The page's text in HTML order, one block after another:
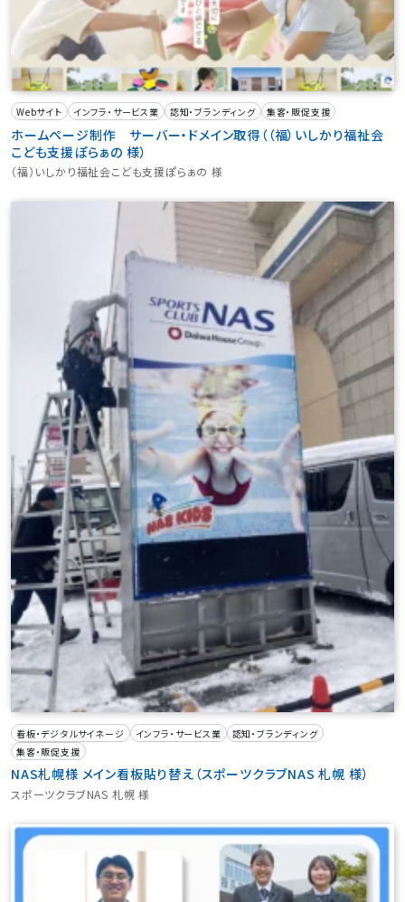
Webサイト インフラ・サービス業 認知・ブランディング 集客・販促支援
ホームページ制作 サーバー・ドメイン取得（（福）いしかり福祉会
こども支援ぽらぁの 様）
（福）いしかり福祉会こども支援ぽらぁの 様
看板・デジタルサイネージ インフラ・サービス業
認知・ブランディング
集客・販促支援
NAS札幌様 メイン看板貼り替え（スポーツクラブNAS 札幌 様）
スポーツクラブNAS 札幌 様